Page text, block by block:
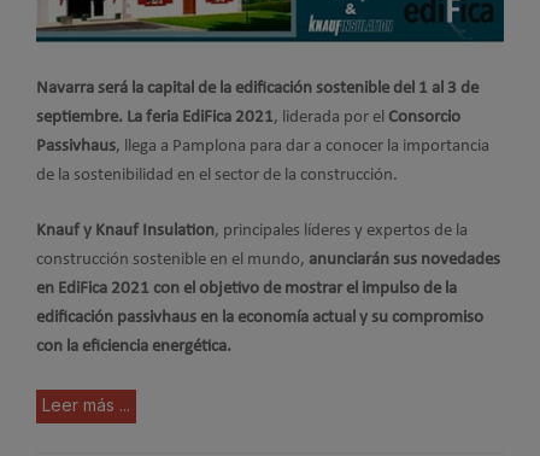
Navarra será la capital de la edificación sostenible del 1 al 3 de
septiembre. La feria EdiFica 2021, liderada por el Consorcio
Passivhaus, llega a Pamplona para dar a conocer la importancia
de la sostenibilidad en el sector de la construcción.
Knauf y Knauf Insulation, principales líderes y expertos de la
construcción sostenible en el mundo, anunciarán sus novedades
en EdiFica 2021 con el objetivo de mostrar el impulso de la
edificación passivhaus en la economía actual y su compromiso
con la eficiencia energética.
Leer más ...